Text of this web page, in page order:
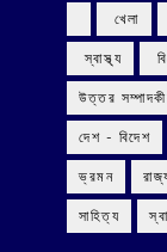
‌ খেলা
‌ স্বাস্থ্য
উত্তর
দেশ - বিদেশ
ভ্রমন
সাহিত্য